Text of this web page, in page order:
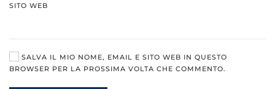
SITO WEB
SALVA IL MIO NOME, EMAIL E SITO WEB IN QUESTO
BROWSER PER LA PROSSIMA VOLTA CHE COMMENTO.